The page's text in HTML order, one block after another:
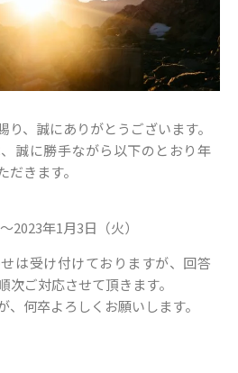
、誠にありがとうございます。
誠に勝手ながら以下のとおり年
きます。
2023年1月3日（火）
は受け付けておりますが、回答
次ご対応させて頂きます。
、何卒よろしくお願いします。